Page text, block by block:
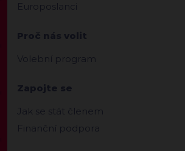
Europoslanci
Proč nás volit
Volební program
Zapojte se
Jak se stát členem
Finanční podpora